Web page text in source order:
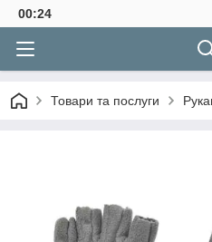
00:24
Товари та послуги